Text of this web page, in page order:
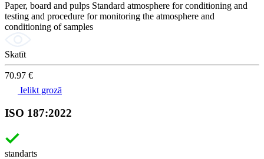
Paper, board and pulps Standard atmosphere for conditioning and
testing and procedure for monitoring the atmosphere and
conditioning of samples
Skatīt
70.97 €
Ielikt grozā
ISO 187:2022
standarts